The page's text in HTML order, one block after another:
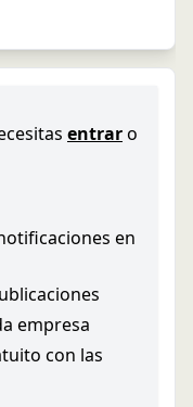
entraro
en
empresa
con las